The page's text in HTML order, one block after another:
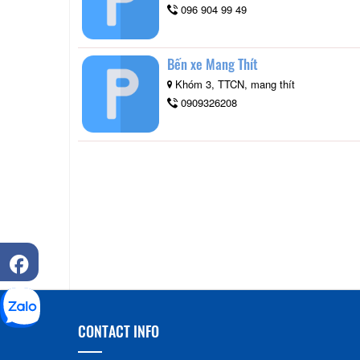
096 904 99 49
Bến xe Mang Thít
Khóm 3, TTCN, mang thít
0909326208
CONTACT INFO